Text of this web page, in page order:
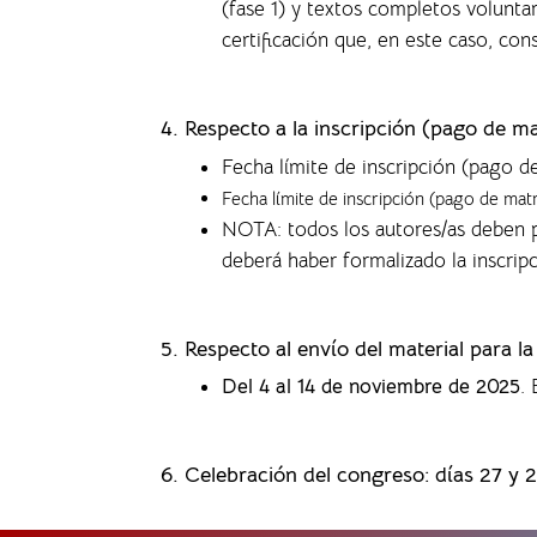
(fase 1) y textos completos
certificación que, en este caso,
4. Respecto a la inscripción (pago de
Fecha límite de inscripción (pago
Fecha límite de inscripción (pago de
NOTA: todos los autores/as
deberá haber formalizado la
5. Respecto al envío del material para
Del 4 al 14 de noviembre de 2025.
6. Celebración del congreso: días 27 y